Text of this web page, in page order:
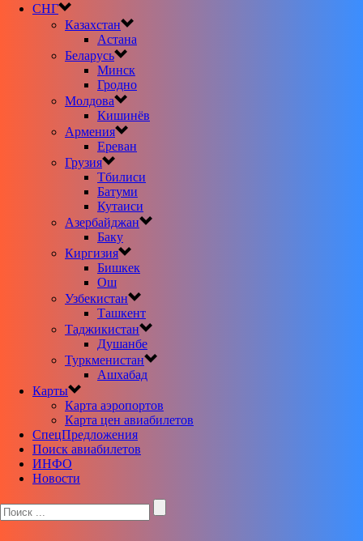
СНГ
Казахстан
Астана
Беларусь
Минск
Гродно
Молдова
Кишинёв
Армения
Ереван
Грузия
Тбилиси
Батуми
Кутаиси
Азербайджан
Баку
Киргизия
Бишкек
Ош
Узбекистан
Ташкент
Таджикистан
Душанбе
Туркменистан
Ашхабад
Карты
Карта аэропортов
Карта цен авиабилетов
CпецПредложения
Поиск авиабилетов
ИНФО
Новости